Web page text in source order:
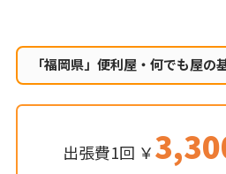
「福岡県」便利屋・何でも屋の
出張費1回 ￥